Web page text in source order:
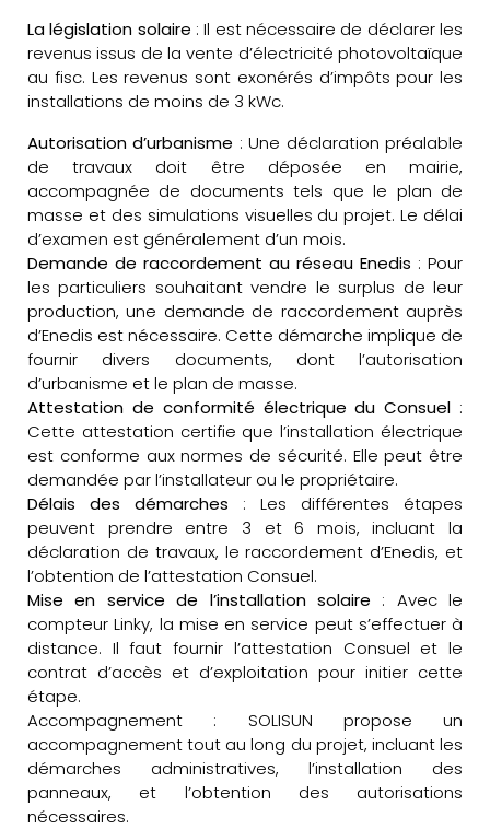
La législation solaire : Il est nécessaire de déclarer les
revenus issus de la vente d’électricité photovoltaïque
au fisc. Les revenus sont exonérés d’impôts pour les
installations de moins de 3 kWc.
Autorisation d’urbanisme : Une déclaration préalable
de travaux doit être déposée en mairie,
accompagnée de documents tels que le plan de
masse et des simulations visuelles du projet. Le délai
d’examen est généralement d’un mois.
Demande de raccordement au réseau Enedis : Pour
les particuliers souhaitant vendre le surplus de leur
production, une demande de raccordement auprès
d’Enedis est nécessaire. Cette démarche implique de
fournir divers documents, dont l’autorisation
d’urbanisme et le plan de masse.
Attestation de conformité électrique du Consuel :
Cette attestation certifie que l’installation électrique
est conforme aux normes de sécurité. Elle peut être
demandée par l’installateur ou le propriétaire.
Délais des démarches : Les différentes étapes
peuvent prendre entre 3 et 6 mois, incluant la
déclaration de travaux, le raccordement d’Enedis, et
l’obtention de l’attestation Consuel.
Mise en service de l’installation solaire : Avec le
compteur Linky, la mise en service peut s’effectuer à
distance. Il faut fournir l’attestation Consuel et le
contrat d’accès et d’exploitation pour initier cette
étape.
Accompagnement : SOLISUN propose un
accompagnement tout au long du projet, incluant les
démarches administratives, l’installation des
panneaux, et l’obtention des autorisations
nécessaires.